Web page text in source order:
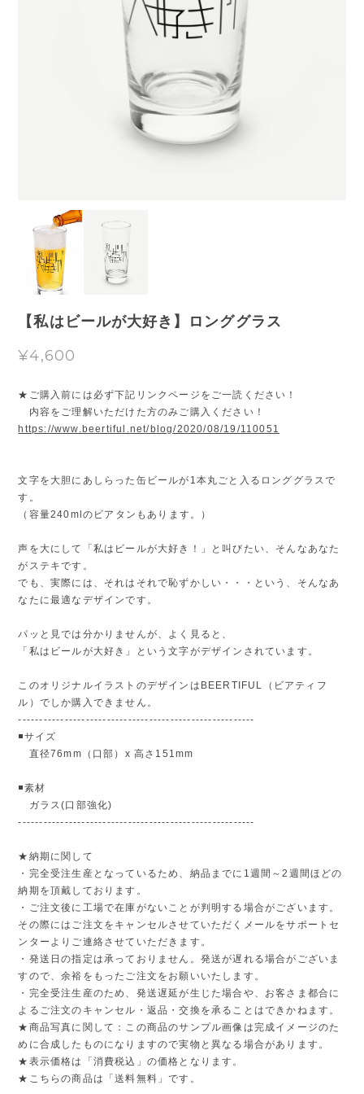
【私はビールが大好き】ロンググラス
¥4,600
★ご購入前には必ず下記リンクページをご一読ください！
内容をご理解いただけた方のみご購入ください！
https://www.beertiful.net/blog/2020/08/19/110051
文字を大胆にあしらった缶ビールが1本丸ごと入るロンググラスで
す。
（容量240mlのビアタンもあります。）
声を大にして「私はビールが大好き！」と叫びたい、そんなあなた
がステキです。
でも、実際には、それはそれで恥ずかしい・・・という、そんなあ
なたに最適なデザインです。
パッと見では分かりませんが、よく見ると、
「私はビールが大好き」という文字がデザインされています。
このオリジナルイラストのデザインはBEERTIFUL（ビアティフ
ル）でしか購入できません。
--------------------------------------------------------
◾️サイズ
直径76mm（口部）x 高さ151mm
◾️素材
ガラス(口部強化)
--------------------------------------------------------
★納期に関して
・完全受注生産となっているため、納品までに1週間～2週間ほどの
納期を頂戴しております。
・ご注文後に工場で在庫がないことが判明する場合がございます。
その際にはご注文をキャンセルさせていただくメールをサポートセ
ンターよりご連絡させていただきます。
・発送日の指定は承っておりません。発送が遅れる場合がございま
すので、余裕をもったご注文をお願いいたします。
・完全受注生産のため、発送遅延が生じた場合や、お客さま都合に
よるご注文のキャンセル・返品・交換を承ることはできかねます。
★商品写真に関して：この商品のサンプル画像は完成イメージのた
めに合成したものになりますので実物と異なる場合があります。
★表示価格は「消費税込」の価格となります。
★こちらの商品は「送料無料」です。